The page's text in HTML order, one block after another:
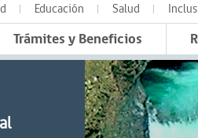
Educación Salud
Trámites y Beneficios